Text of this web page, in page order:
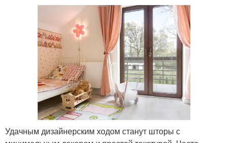
Удачным дизайнерским ходом станут шторы с